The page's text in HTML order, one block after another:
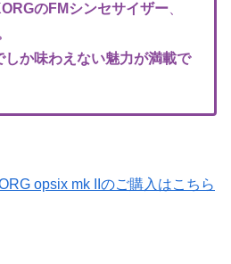
のFMシンセサイザー
しか味わえない魅力が満載で
opsix mk IIのご購入はこちら